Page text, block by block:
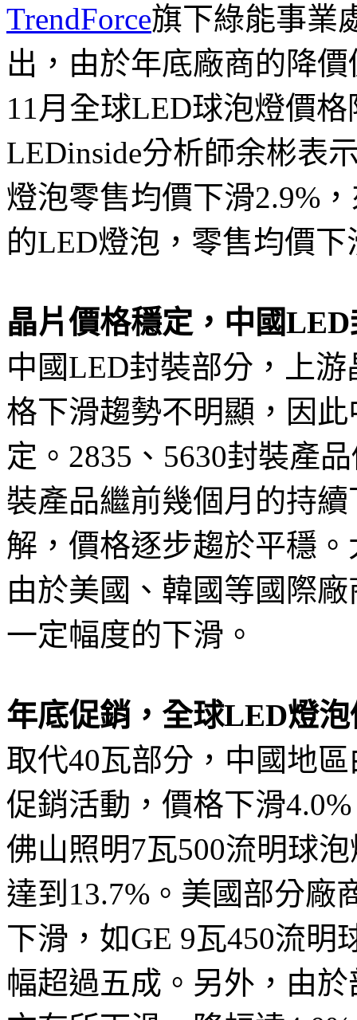
TrendForce旗下綠能事業
出，由於年底廠商的降
11月全球LED球泡燈價
LEDinside分析師余彬表
燈泡零售均價下滑2.9%
的LED燈泡，零售均價下
晶片價格穩定，中國
中國LED封裝部分，上
格下滑趨勢不明顯，因
定。2835、5630封裝產
裝產品繼前幾個月的持
解，價格逐步趨於平穩
由於美國、韓國等國際
一定幅度的下滑。
年底促銷，全球LED燈
取代40瓦部分，中國地
促銷活動，價格下滑
佛山照明7瓦500流明球
達到13.7%。美國部分廠
下滑，如GE 9瓦450流明
幅超過五成。另外，由